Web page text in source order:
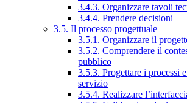
3.4.3. Organizzare tavoli
3.4.4. Prendere decisioni
3.5. Il processo progettuale
3.5.1. Organizzare il
3.5.2. Comprendere il
pubblico
3.5.3. Progettare i processi
servizio
3.5.4. Realizzare